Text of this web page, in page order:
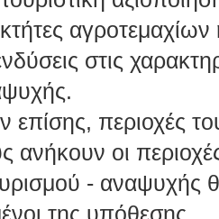
στις
επίσης, περιοχές
ανήκουν οι
- αναψυχής
της υπόθεσης.